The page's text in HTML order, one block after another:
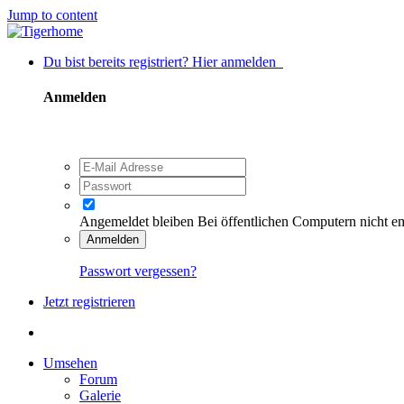
Jump to content
Du bist bereits registriert? Hier anmelden
Anmelden
Angemeldet bleiben Bei öffentlichen Computern nicht
Anmelden
Passwort vergessen?
Jetzt registrieren
Umsehen
Forum
Galerie